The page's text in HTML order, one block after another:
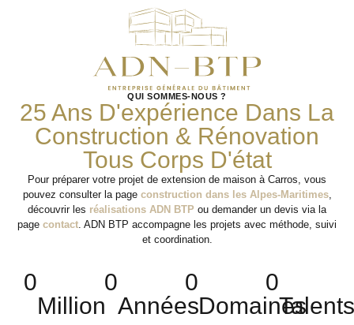
QUI SOMMES-NOUS ?
25 Ans D'expérience Dans La
Construction & Rénovation
Tous Corps D'état
Pour préparer votre projet de extension de maison à Carros, vous
pouvez consulter la page construction dans les Alpes-Maritimes,
découvrir les réalisations ADN BTP ou demander un devis via la
page contact . ADN BTP accompagne les projets avec méthode, suivi
et coordination.
0
Million
0
Années
0
Domaines
0
Talents